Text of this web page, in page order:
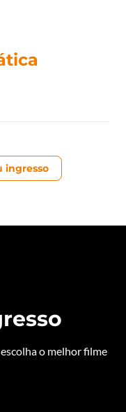
ingresso
o melhor filme